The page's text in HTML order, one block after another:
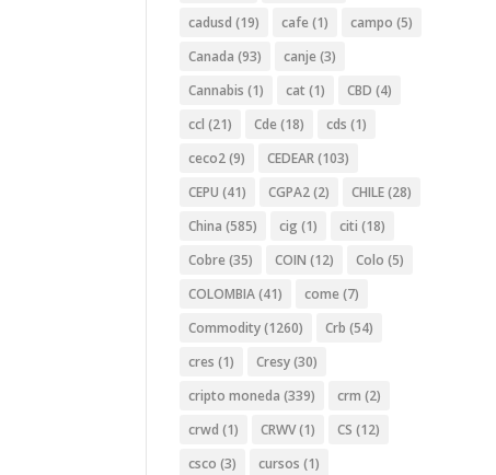
cadusd (19) cafe (1) campo (5)
Canada (93) canje (3)
Cannabis (1) cat (1) CBD (4)
ccl (21) Cde (18) cds (1)
ceco2(9) CEDEAR(103)
CEPU (41) CGPA2(2) CHILE(28)
China (585) cig (1) citi (18)
Cobre (35) COIN (12) Colo (5)
COLOMBIA(41) come (7)
Commodity(1260) Crb (54)
cres (1) Cresy(30)
cripto moneda (339) crm (2)
crwd (1) CRWV(1) CS (12)
csco (3) cursos (1)